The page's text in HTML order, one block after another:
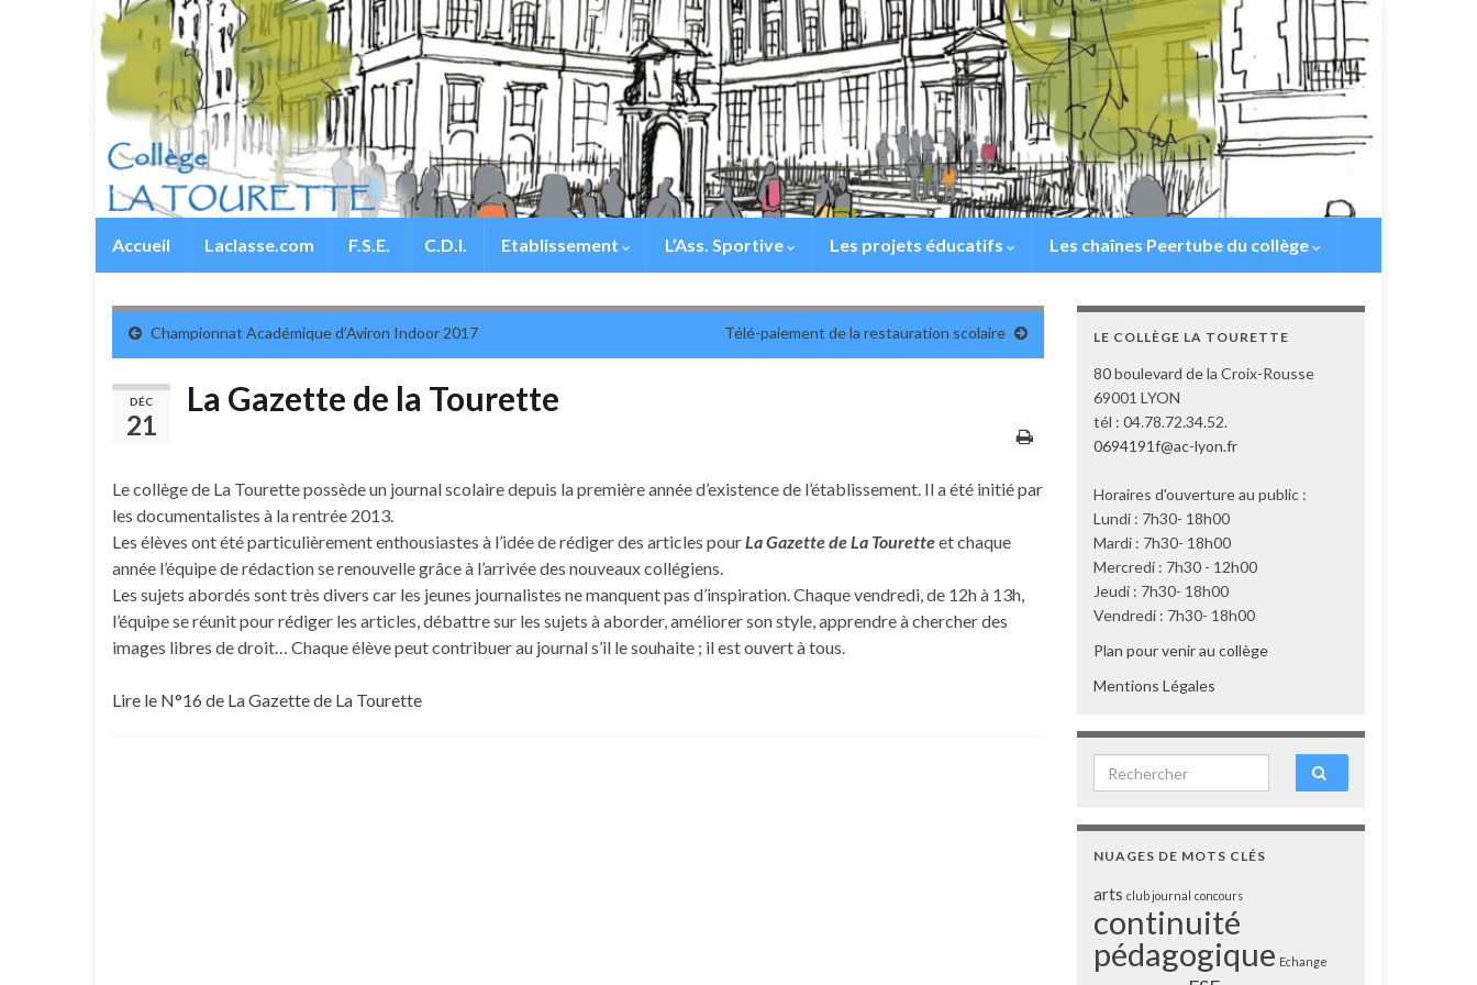
Accueil Laclasse.com F.S.E. C.D.I. Etablissement L’Ass. Sportive Les projets éducatifs Les chaînes Peertube du collège
Championnat Académique d’Aviron Indoor 2017 Télé-paiement de la restauration scolaire
DÉC
21
La Gazette de la Tourette
Le collège de La Tourette possède un journal scolaire depuis la première année d’existence de l’établissement. Il a été initié par
les documentalistes à la rentrée 2013.
Les élèves ont été particulièrement enthousiastes à l’idée de rédiger des articles pourLa Gazette de La Touretteet chaque
année l’équipe de rédaction se renouvelle grâce à l’arrivée des nouveaux collégiens.
Les sujets abordés sont très divers car les jeunes journalistes ne manquent pas d’inspiration. Chaque vendredi, de 12h à 13h,
l’équipe se réunit pour rédiger les articles, débattre sur les sujets à aborder, améliorer son style, apprendre à chercher des
images libres de droit… Chaque élève peut contribuer au journal s’il le souhaite ; il est ouvert à tous.
Lire le N°16 de La Gazette de La Tourette
LE COLLÈGE LA TOURETTE
80 boulevard de la Croix-Rousse
69001 LYON
tél : 04.78.72.34.52.
0694191f@ac-lyon.fr
Horaires d'ouverture au public :
Lundi : 7h30- 18h00
Mardi : 7h30- 18h00
Mercredi : 7h30 - 12h00
Jeudi : 7h30- 18h00
Vendredi : 7h30- 18h00
Plan pour venir au collège
Mentions Légales
Search for:
NUAGES DE MOTS CLÉS
arts club journal concours
continuité
pédagogique Echange
Panneau de gestion des cookies